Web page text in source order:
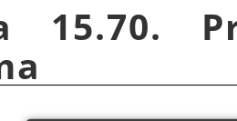
15.70.